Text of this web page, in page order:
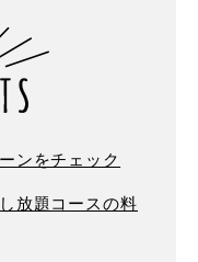
ンをチェック
放題コースの料